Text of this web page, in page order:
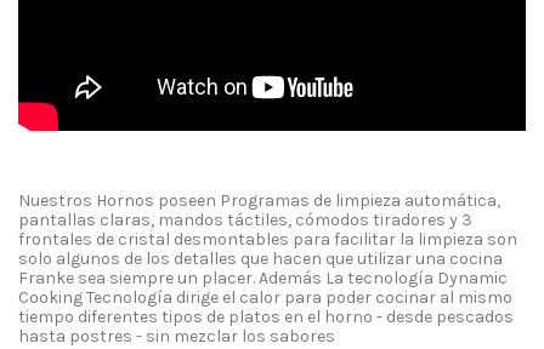
Nuestros Hornos poseen Programas de limpieza automática,
pantallas claras, mandos táctiles, cómodos tiradores y 3
frontales de cristal desmontables para facilitar la limpieza son
solo algunos de los detalles que hacen que utilizar una cocina
Franke sea siempre un placer. Además La tecnología Dynamic
Cooking Tecnología dirige el calor para poder cocinar al mismo
tiempo diferentes tipos de platos en el horno - desde pescados
hasta postres - sin mezclar los sabores